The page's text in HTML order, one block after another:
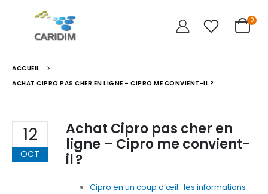
0
ACCUEIL
ACHAT CIPRO PAS CHER EN LIGNE – CIPRO ME CONVIENT-IL ?
12
OCT
Achat Cipro pas cher en
ligne – Cipro me convient-
il ?
Cipro en un coup d’œil : les informations